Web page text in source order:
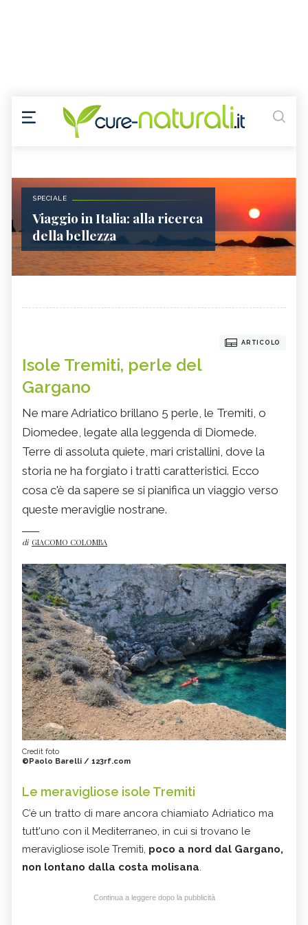
SPECIALE
Viaggio in Italia: alla ricerca
della bellezza
ARTICOLO
Isole Tremiti, perle del
Gargano
Ne mare Adriatico brillano 5 perle, le Tremiti, o
Diomedee, legate alla leggenda di Diomede.
Terre di assoluta quiete, mari cristallini, dove la
storia ne ha forgiato i tratti caratteristici. Ecco
cosa c'è da sapere se si pianifica un viaggio verso
queste meraviglie nostrane.
di GIACOMO COLOMBA
Credit foto
©Paolo Barelli / 123rf.com
Le meravigliose isole Tremiti
C’è un tratto di mare ancora chiamiato Adriatico ma
tutt'uno con il Mediterraneo, in cui si trovano le
meravigliose isole Tremiti, poco a nord dal Gargano,
non lontano dalla costa molisana.
Continua a leggere dopo la pubblicità